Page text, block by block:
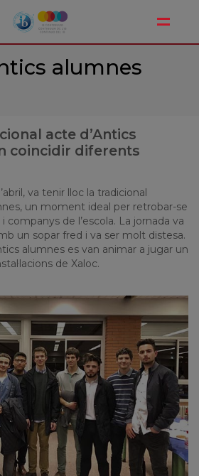
alumnes
acte d’Antics
coincidir diferents
va tenir lloc la tradicional
un moment ideal per retrobar-se
companys de l’escola. La jornada va
un sopar fred i va ser molt distesa.
alumnes es van animar a jugar un
de Xaloc.